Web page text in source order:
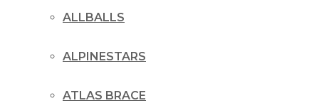
ALLBALLS
ALPINESTARS
ATLAS BRACE